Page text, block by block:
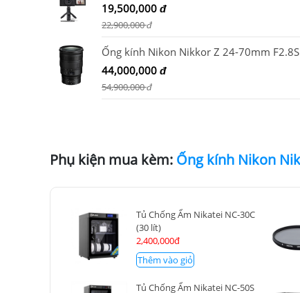
19,500,000 đ
22,900,000đ
Ống kính Nikon Nikkor Z 24-70mm F2.8S
44,000,000 đ
54,900,000đ
Phụ kiện mua kèm:
Tủ Chống Ẩm Nikatei NC-30C
(30 lít)
2,400,000đ
Thêm vào giỏ
Tủ Chống Ẩm Nikatei NC-50S